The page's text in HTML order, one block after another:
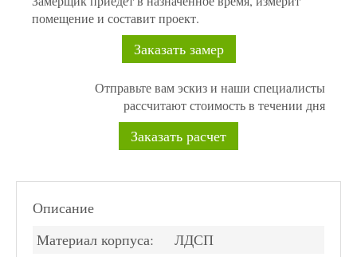
помещение и составит проект.
Заказать замер
Отправьте вам эскиз и наши специалисты
рассчитают стоимость в течении дня
Заказать расчет
Описание
Материал корпуса:
ЛДСП